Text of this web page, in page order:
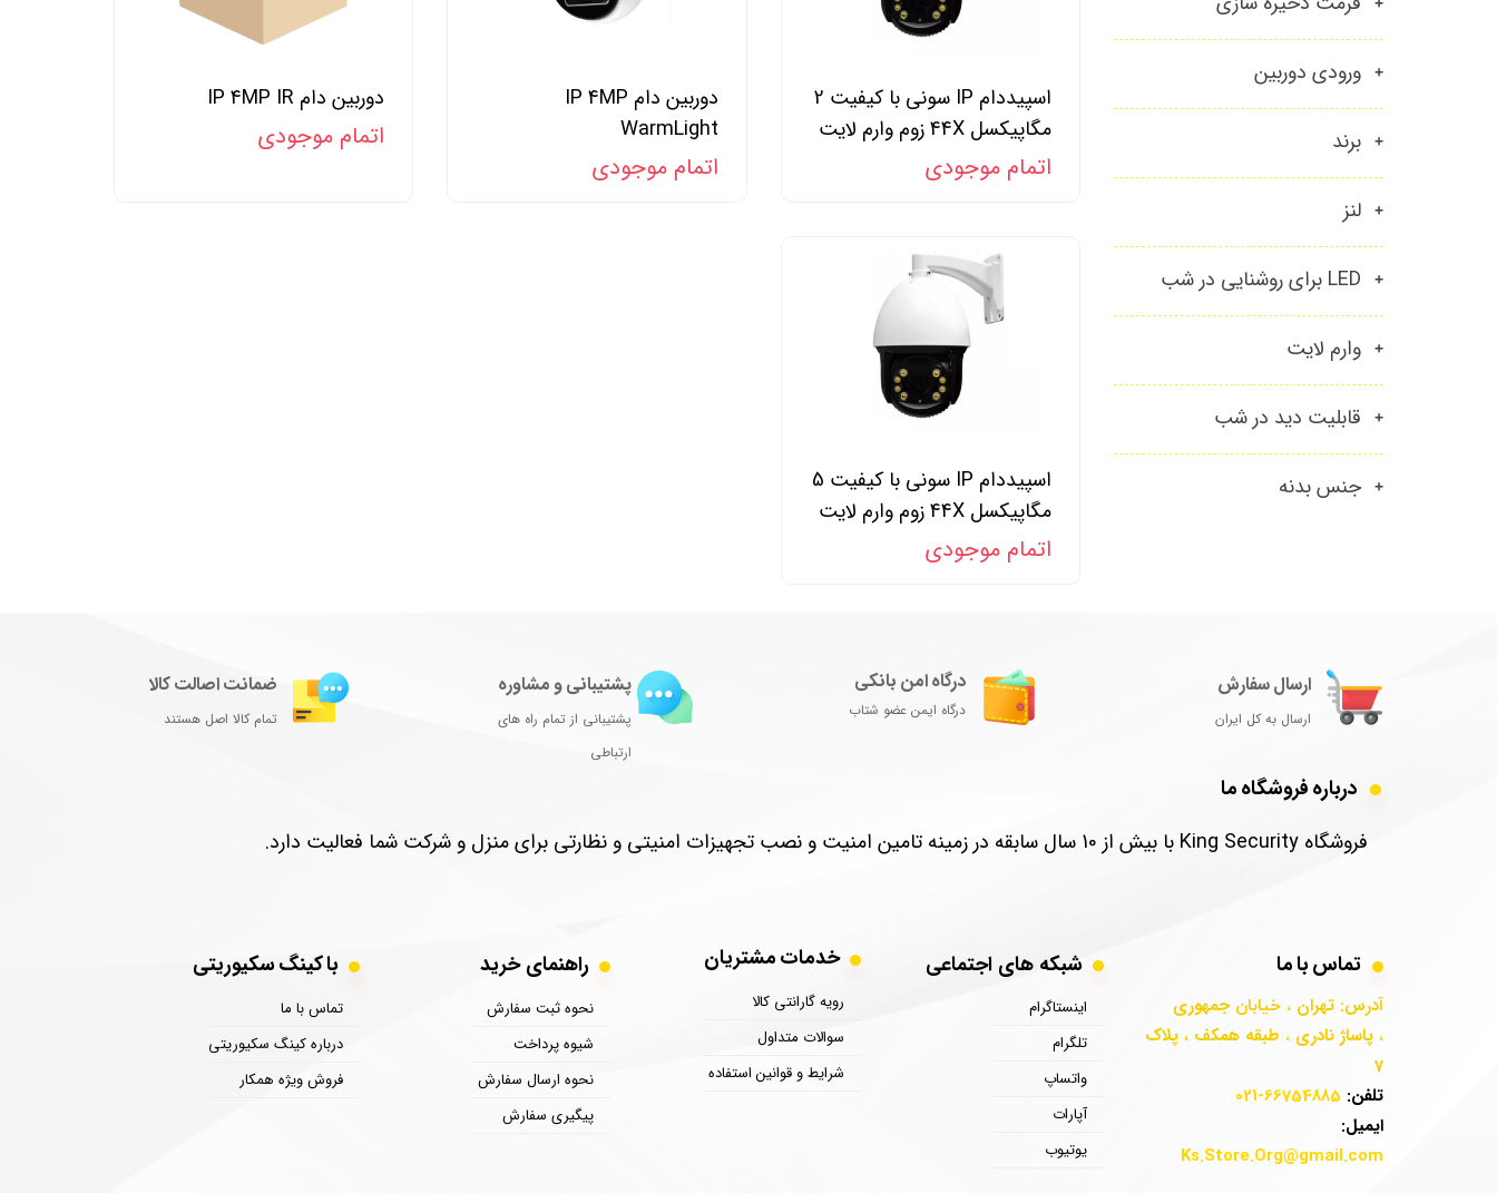
ورودی دوربین
برند
لنز
LED برای روشنایی در شب
وارم لایت
قابلیت دید در شب
جنس بدنه
اسپیددام IP سونی با کیفیت 2
مگاپیکسل 44X زوم وارم لایت
اتمام موجودی
دوربین دام IP 4MP
WarmLight
اتمام موجودی
دوربین دام IP 4MP IR
اتمام موجودی
اسپیددام IP سونی با کیفیت 5
مگاپیکسل 44X زوم وارم لایت
اتمام موجودی
ارسال سفارش
ارسال به کل ایران
درباره فروشگاه ما
​فروشگاه King Security با بیش از 10 سال سابقه در زمینه تامین امنیت و نصب تجهیزات امنیتی و نظارتی برای منزل و شرکت شما فعالیت دارد.
​​​​​​​​​​​​​​​​​​راهنمای خرید
نحوه ثبت سفارش
شیوه پرداخت
نحوه ارسال سفارش
پیگیری سفارش
تماس با ما
آدرس: تهران ، خیابانجمهوری
، پاساژ نادری ،​​​​​​​ طبقه همکف ، پلاک
7
تلفن: 66754885-021
ایمیل:
Ks.Store.Org@gmail.com
درگاه امن بانکی
درگاه ایمن عضو شتاب
پشتیبانی و مشاوره
پشتیبانی از تمام راه های
ارتباطی
ضمانت اصالت کالا
تمام کالا اصل هستند
رویه گارانتی کالا
سوالات متداول
شرایط و قوانین استفاده
خدمات مشتریان
اینستاگرام
تلگرام
واتساپ
آپارات
یوتیوب
​​​​شبکه های اجتماعی
تماس با ما
درباره کینگ سکیوریتی
فروش ویژه همکار
با کینگ سکیوریتی